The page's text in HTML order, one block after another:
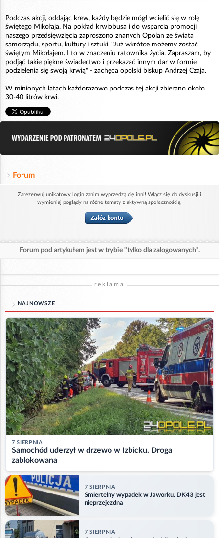
Podczas akcji, oddając krew, każdy będzie mógł wcielić się w rolę
świętego Mikołaja. Na pokład krwiobusa i do wsparcia promocji
naszego przedsięwzięcia zaproszono znanych Opolan ze świata
samorządu, sportu, kultury i sztuki. "Już wkrótce możemy zostać
świętym Mikołajem. I to w znaczeniu ratownika życia. Zapraszam, by
podjąć takie piękne świadectwo i przekazać innym dar w formie
podzielenia się swoją krwią" - zachęca opolski biskup Andrzej Czaja.
W minionych latach każdorazowo podczas tej akcji zbierano około
30-40 litrów krwi.
Forum
Zarezerwuj unikatowy login zanim wyprzedzą cię inni! Włącz się do dyskusji i
wymieniaj poglądy na różne tematy z aktywną społecznością.
Forum pod artykułem jest w trybie "tylko dla zalogowanych".
reklama
NAJNOWSZE
7 SIERPNIA
Samochód uderzył w drzewo w Izbicku. Droga
zablokowana
7 SIERPNIA
Śmiertelny wypadek w Jaworku. DK43 jest
nieprzejezdna
7 SIERPNIA